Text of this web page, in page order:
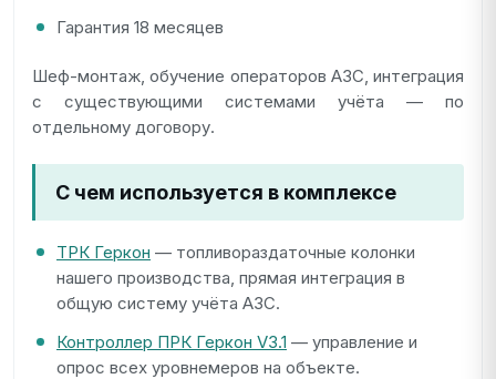
Гарантия 18 месяцев
Шеф-монтаж, обучение операторов АЗС, интеграция
с существующими системами учёта — по
отдельному договору.
С чем используется в комплексе
ТРК Геркон — топливораздаточные колонки
нашего производства, прямая интеграция в
общую систему учёта АЗС.
Контроллер ПРК Геркон V3.1 — управление и
опрос всех уровнемеров на объекте.